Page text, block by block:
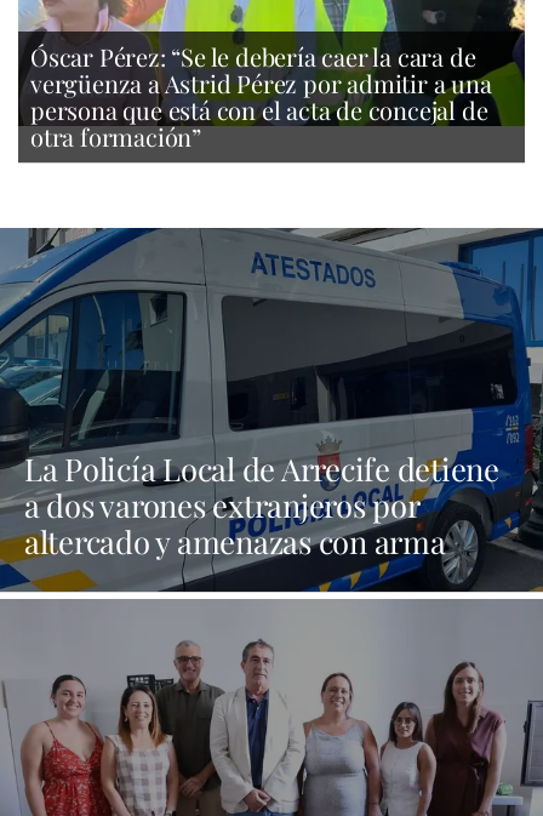
Óscar Pérez: “Se le debería caer la cara de
vergüenza a Astrid Pérez por admitir a una
persona que está con el acta de concejal de
otra formación”
La Policía Local de Arrecife detiene
a dos varones extranjeros por
altercado y amenazas con arma
blanca